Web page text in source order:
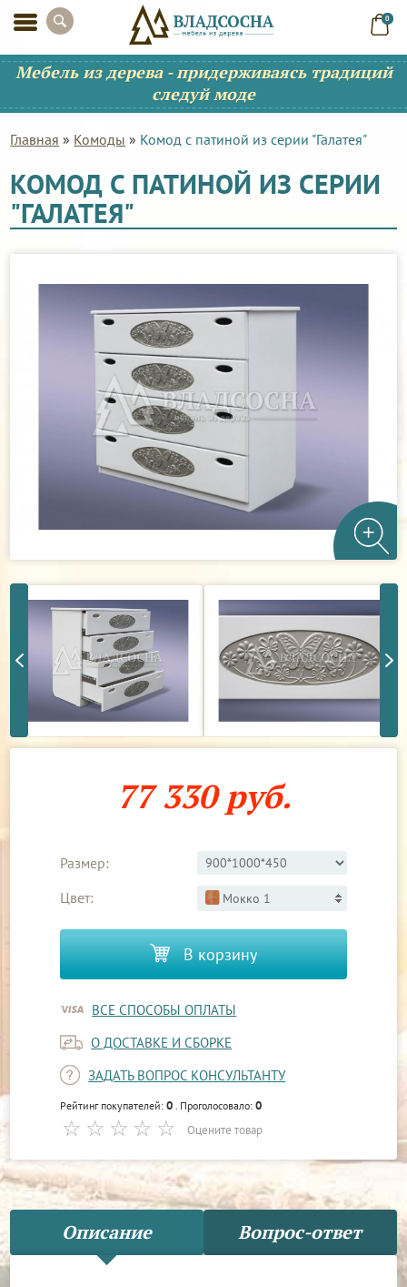
0
Мебель из дерева - придерживаясь традиций
следуй моде
Главная » Комоды » Комод с патиной из серии "Галатея"
КОМОД С ПАТИНОЙ ИЗ СЕРИИ
"ГАЛАТЕЯ"
77 330 руб.
Размер:
Цвет:
Мокко 1
В корзину
ВСЕ СПОСОБЫ ОПЛАТЫ
О ДОСТАВКЕ И СБОРКЕ
ЗАДАТЬ ВОПРОС КОНСУЛЬТАНТУ
Рейтинг покупателей:0 . Проголосовало:0
Оцените товар
Описание Вопрос-ответ